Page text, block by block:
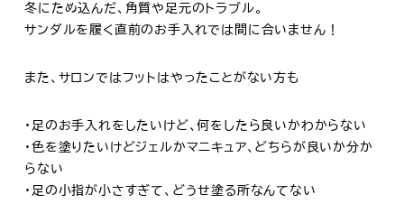
冬にため込んだ、角質や足元のトラブル。
サンダルを履く直前のお手入れでは間に合いません！
また、サロンではフットはやったことがない方も
・足のお手入れをしたいけど、何をしたら良いかわからない
・色を塗りたいけどジェルかマニキュア、どちらが良いか分か
らない
・足の小指が小さすぎて、どうせ塗る所なんてない